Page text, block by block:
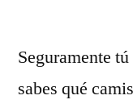
Seguramente
sabes qué